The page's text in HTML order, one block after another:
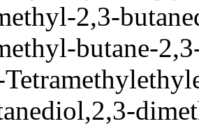
2,3-
butane-